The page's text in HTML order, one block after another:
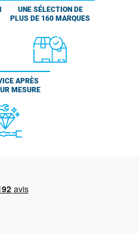
UNE SÉLECTION DE
PLUS DE 160 MARQUES
APRÈS
MESURE